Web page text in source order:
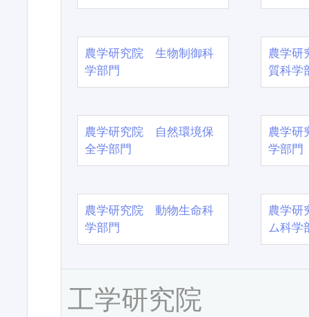
農学研究院 生物制御科
学部門
農学
質科学
農学研究院 自然環境保
全学部門
農学
学部門
農学研究院 動物生命科
学部門
農学
ム科学
工学研究院